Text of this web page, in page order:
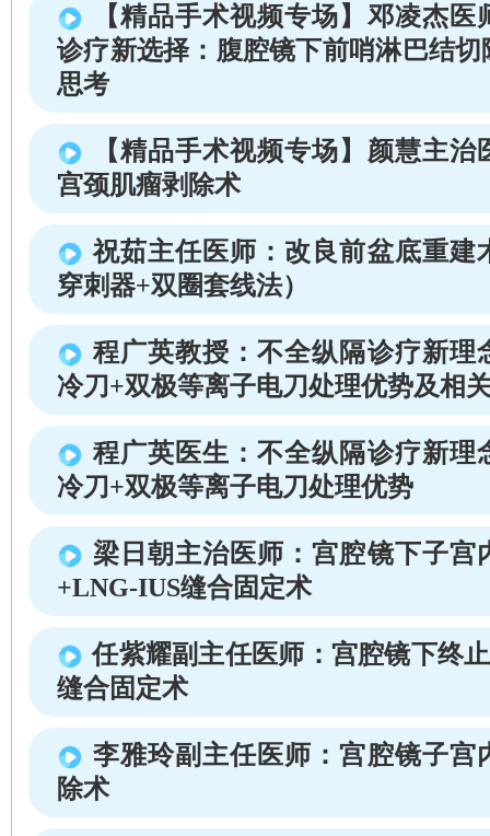
【精品手术视频专场】邓凌杰医
诊疗新选择：腹腔镜下前哨淋巴结
思考
【精品手术视频专场】颜慧主治
宫颈肌瘤剥除术
祝茹主任医师：改良前盆底重建
穿刺器+双圈套线法）
程广英教授：不全纵隔诊疗新理
冷刀+双极等离子电刀处理优势及相
程广英医生：不全纵隔诊疗新理
冷刀+双极等离子电刀处理优势
梁日朝主治医师：宫腔镜下子宫
+LNG-IUS缝合固定术
任紫耀副主任医师：宫腔镜下终
缝合固定术
李雅玲副主任医师：宫腔镜子宫
除术